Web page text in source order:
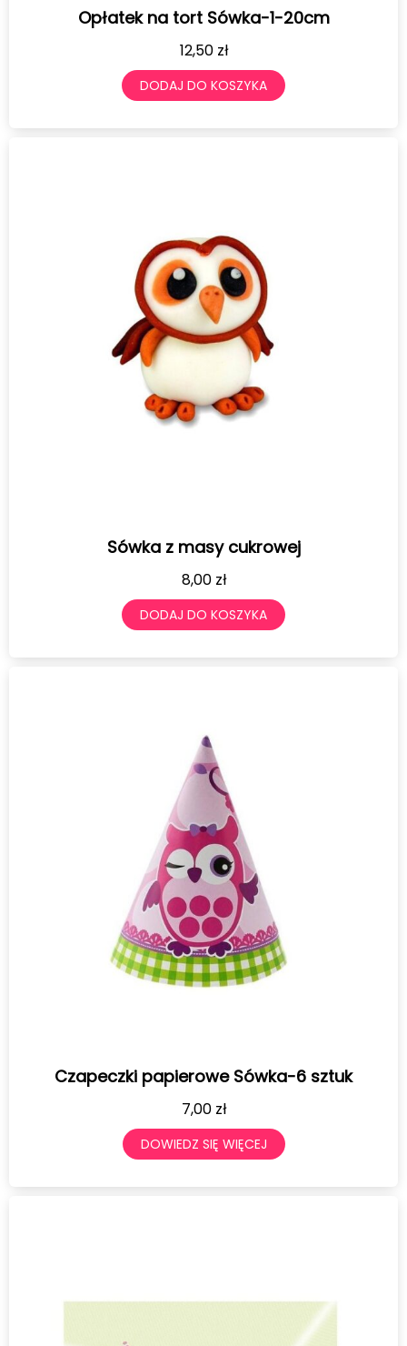
Opłatek na tort Sówka-1-20cm
12,50 zł
DODAJ DO KOSZYKA
Sówka z masy cukrowej
8,00 zł
DODAJ DO KOSZYKA
Czapeczki papierowe Sówka-6 sztuk
7,00 zł
DOWIEDZ SIĘ WIĘCEJ